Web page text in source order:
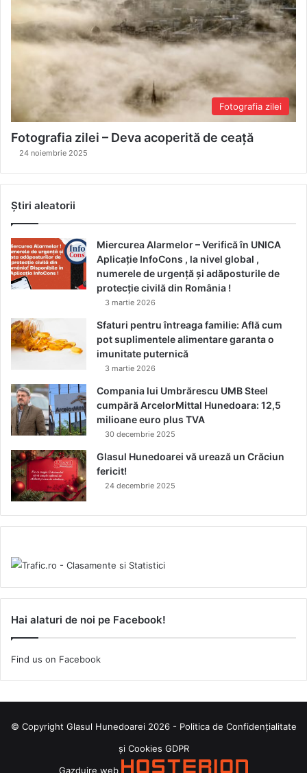
Fotografia zilei
Fotografia zilei – Deva acoperită de ceață
24 noiembrie 2025
Știri aleatorii
Miercurea Alarmelor – Verifică în UNICA
Aplicație InfoCons , la nivel global ,
numerele de urgență și adăposturile de
protecție civilă din România !
3 martie 2026
Sfaturi pentru întreaga familie: Află cum
pot suplimentele alimentare garanta o
imunitate puternică
3 martie 2026
Compania lui Umbrărescu UMB Steel
cumpără ArcelorMittal Hunedoara: 12,5
milioane euro plus TVA
30 decembrie 2025
Glasul Hunedoarei vă urează un Crăciun
fericit!
24 decembrie 2025
Hai alaturi de noi pe Facebook!
Find us on Facebook
© Copyright Glasul Hunedoarei 2026 - Politica de Confidențialitate
și Cookies GDPR
Gazduire web